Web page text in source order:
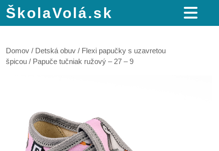
ŠkolaVolá.sk
Domov / Detská obuv / Flexi papučky s uzavretou
špicou / Papuče tučniak ružový – 27 – 9